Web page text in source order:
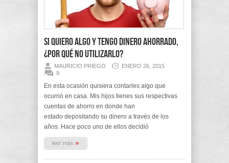
Si quiero algo y tengo dinero ahorrado,
¿por qué no utilizarlo?
MAURICIO PRIEGO
ENERO 26, 2015
9
En esta ocasión quisiera contarles algo que
ocurrió en casa. Mis hijos tienes sus respectivas
cuentas de ahorro en donde han
estado depositando su dinero a través de los
años. Hace poco uno de ellos decidió
leer más »